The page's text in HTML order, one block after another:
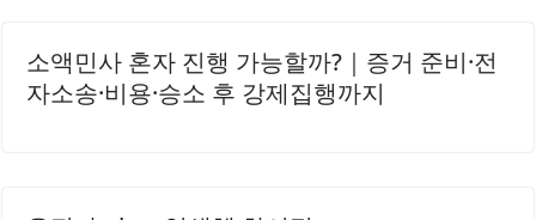
라는 것을 나타낼 수 있습니다. 개인적..
소액민사 혼자 진행 가능할까?｜증거 준비·전
자소송·비용·승소 후 강제집행까지